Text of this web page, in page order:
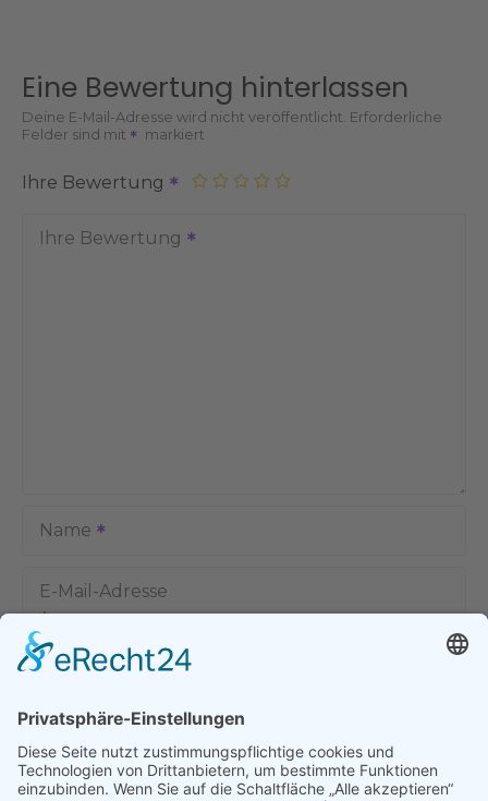
Eine Bewertung hinterlassen
Deine E-Mail-Adresse wird nicht veröffentlicht. Erforderliche
Felder sind mit
markiert
Ihre Bewertung
Ihre Bewertung
Name
E-Mail-Adresse
Name, E-Mail-Adresse und Website in diesem Browser für